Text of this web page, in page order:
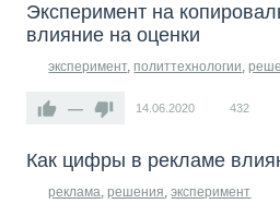
Эксперимент на
влияние на оценки
эксперимент, политтехнологии,
— 14.06.2020 432
Как цифры в рекламе
реклама,решения,эксперимент